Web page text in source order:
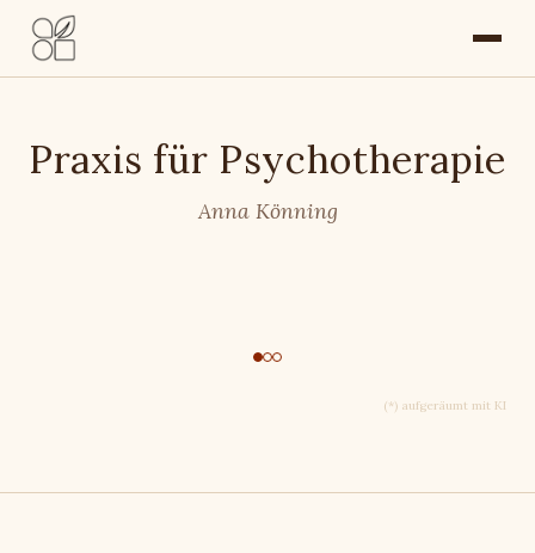
Praxis für Psychotherapie
Anna Könning
(*) aufgeräumt mit KI